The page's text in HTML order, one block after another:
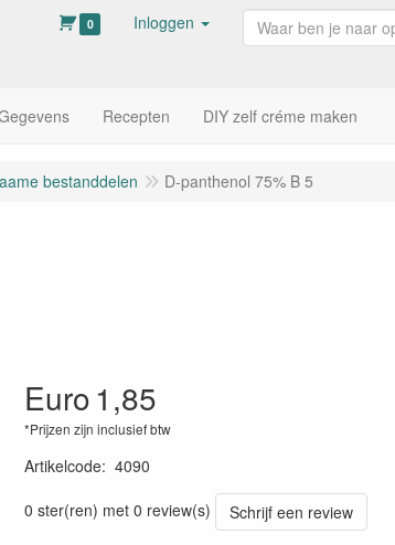
0 Inloggen
Recepten DIY zelf créme maken
bestanddelen D-panthenol 75% B 5
Euro1,85
*Prijzen zijn inclusief btw
Artikelcode: 4090
0 ster(ren) met 0 review(s)
Schrijf een review